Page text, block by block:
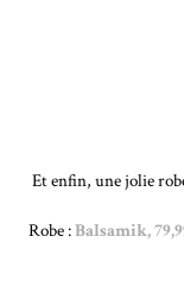
Et enfin, une jolie
Robe :Balsamik,